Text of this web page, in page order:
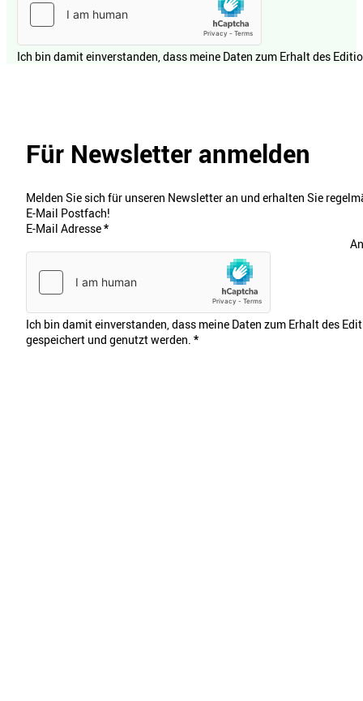
Ich bin damit einverstanden, dass meine Daten zum Erhalt des
Für Newsletter anmelden
Melden Sie sich für unseren Newsletter an und erhalten Sie
E-Mail Postfach!
E-Mail Adresse*
Ich bin damit einverstanden, dass meine Daten zum Erhalt des
gespeichert und genutzt werden. *